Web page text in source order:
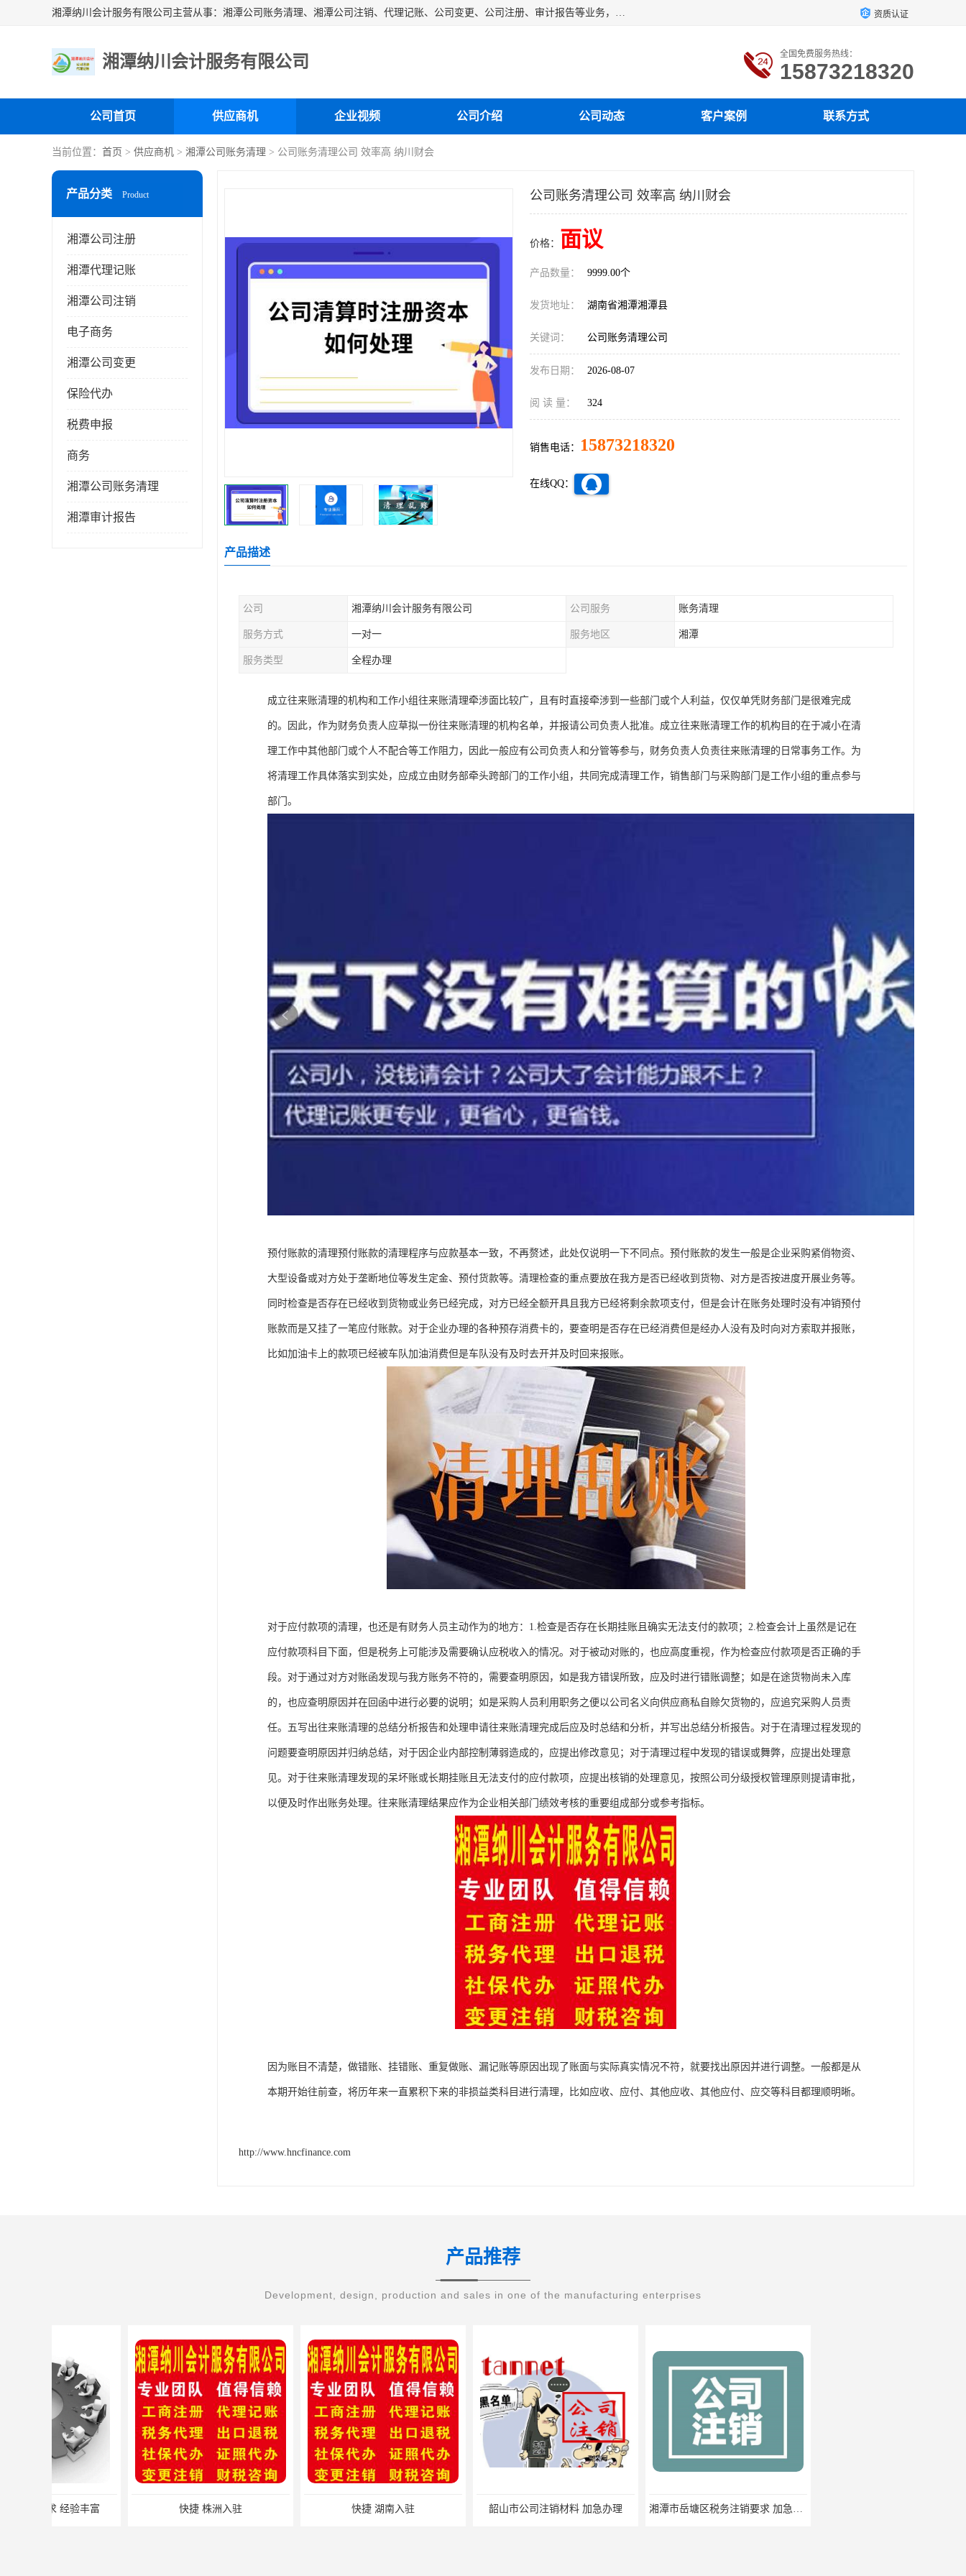
湘潭纳川会计服务有限公司主营从事：湘潭公司账务清理、湘潭公司注销、代理记账、公司变更、公司注册、审计报告等业务，公司设立有专门的代理注册部门，现有工商代办专员，部门经理从事工商代办多年，对各地区公司注册、公司变更、进出口业务等流程以及各行业公司注册、变更所需注意的细节都非常熟悉。 资质认证
湘潭纳川会计服务有限公司 全国免费服务热线：
15873218320
公司首页 供应商机 企业视频 公司介绍 公司动态 客户案例 联系方式
当前位置： 首页 > 供应商机 > 湘潭公司账务清理 > 公司账务清理公司 效率高 纳川财会
产品分类 Product
湘潭公司注册
湘潭代理记账
湘潭公司注销
电子商务
湘潭公司变更
保险代办
税费申报
商务
湘潭公司账务清理
湘潭审计报告
公司账务清理公司 效率高 纳川财会
价格： 面议
产品数量： 9999.00个
发货地址： 湖南省湘潭湘潭县
关键词： 公司账务清理公司
发布日期： 2026-08-07
阅 读 量： 324
销售电话： 15873218320
在线QQ：
产品描述
公司 湘潭纳川会计服务有限公司 公司服务 账务清理
服务方式 一对一 服务地区 湘潭
服务类型 全程办理
成立往来账清理的机构和工作小组往来账清理牵涉面比较广，且有时直接牵涉到一些部门或个人利益，仅仅单凭财务部门是很难完成
的。因此，作为财务负责人应草拟一份往来账清理的机构名单，并报请公司负责人批准。成立往来账清理工作的机构目的在于减小在清
理工作中其他部门或个人不配合等工作阻力，因此一般应有公司负责人和分管等参与，财务负责人负责往来账清理的日常事务工作。为
将清理工作具体落实到实处，应成立由财务部牵头跨部门的工作小组，共同完成清理工作，销售部门与采购部门是工作小组的重点参与
部门。
预付账款的清理预付账款的清理程序与应款基本一致，不再赘述，此处仅说明一下不同点。预付账款的发生一般是企业采购紧俏物资、
大型设备或对方处于垄断地位等发生定金、预付货款等。清理检查的重点要放在我方是否已经收到货物、对方是否按进度开展业务等。
同时检查是否存在已经收到货物或业务已经完成，对方已经全额开具且我方已经将剩余款项支付，但是会计在账务处理时没有冲销预付
账款而是又挂了一笔应付账款。对于企业办理的各种预存消费卡的，要查明是否存在已经消费但是经办人没有及时向对方索取并报账，
比如加油卡上的款项已经被车队加油消费但是车队没有及时去开并及时回来报账。
对于应付款项的清理，也还是有财务人员主动作为的地方：1.检查是否存在长期挂账且确实无法支付的款项；2.检查会计上虽然是记在
应付款项科目下面，但是税务上可能涉及需要确认应税收入的情况。对于被动对账的，也应高度重视，作为检查应付款项是否正确的手
段。对于通过对方对账函发现与我方账务不符的，需要查明原因，如是我方错误所致，应及时进行错账调整；如是在途货物尚未入库
的，也应查明原因并在回函中进行必要的说明；如是采购人员利用职务之便以公司名义向供应商私自赊欠货物的，应追究采购人员责
任。五写出往来账清理的总结分析报告和处理申请往来账清理完成后应及时总结和分析，并写出总结分析报告。对于在清理过程发现的
问题要查明原因并归纳总结，对于因企业内部控制薄弱造成的，应提出修改意见；对于清理过程中发现的错误或舞弊，应提出处理意
见。对于往来账清理发现的呆坏账或长期挂账且无法支付的应付款项，应提出核销的处理意见，按照公司分级授权管理原则提请审批，
以便及时作出账务处理。往来账清理结果应作为企业相关部门绩效考核的重要组成部分或参考指标。
因为账目不清楚，做错账、挂错账、重复做账、漏记账等原因出现了账面与实际真实情况不符，就要找出原因并进行调整。一般都是从
本期开始往前查，将历年来一直累积下来的非损益类科目进行清理，比如应收、应付、其他应收、其他应付、应交等科目都理顺明晰。
http://www.hncfinance.com
产品推荐
Development, design, production and sales in one of the manufacturing enterprises
韶山市公司注销材料 加急办理 湘潭市岳塘区税务注销要求 加急办理